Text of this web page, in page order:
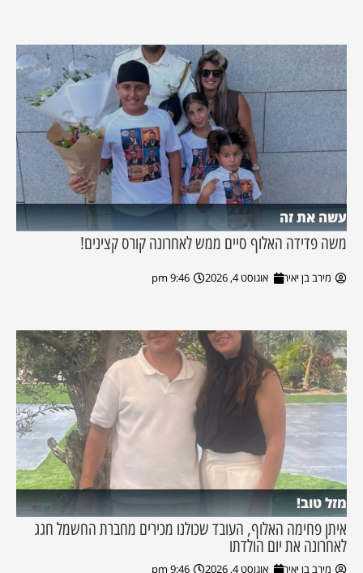
עשה את זה
משה פדידה האלוף סיים ממש לאחרונה קורס קצינים!
מירב בן יאיר אוגוסט 4, 2026 9:46 pm
מזל טוב!
איתן פחימה האלוף, העובד שכולנו מכירים מחברת החשמל חגג
לאחרונה את יום הולדתו
מירב בן יאיר אוגוסט 4, 2026 9:46 pm